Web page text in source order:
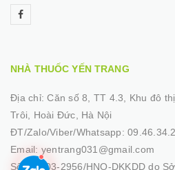
NHÀ THUỐC YẾN TRANG
Địa chỉ:Căn số 8, TT 4.3, Khu đô
Trôi, Hoài Đức, Hà Nội
ĐT/Zalo/Viber/Whatsapp:
Email: yentrang031@gmail.com
Số GP:03-2956/HNO-DKKDD do